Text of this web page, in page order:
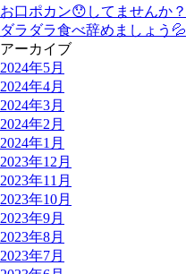
お口ポカン😯してませんか？
ダラダラ食べ辞めましょう💦
アーカイブ
2024年5月
2024年4月
2024年3月
2024年2月
2024年1月
2023年12月
2023年11月
2023年10月
2023年9月
2023年8月
2023年7月